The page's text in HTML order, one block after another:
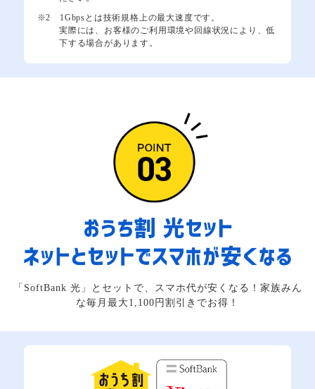
※2 1Gbpsとは技術規格上の最大速度です。
実際には、お客様のご利用環境や回線状況により、低
下する場合があります。
「SoftBank 光」とセットで、スマホ代が安くなる！家族みん
な毎月最大1,100円割引きでお得！